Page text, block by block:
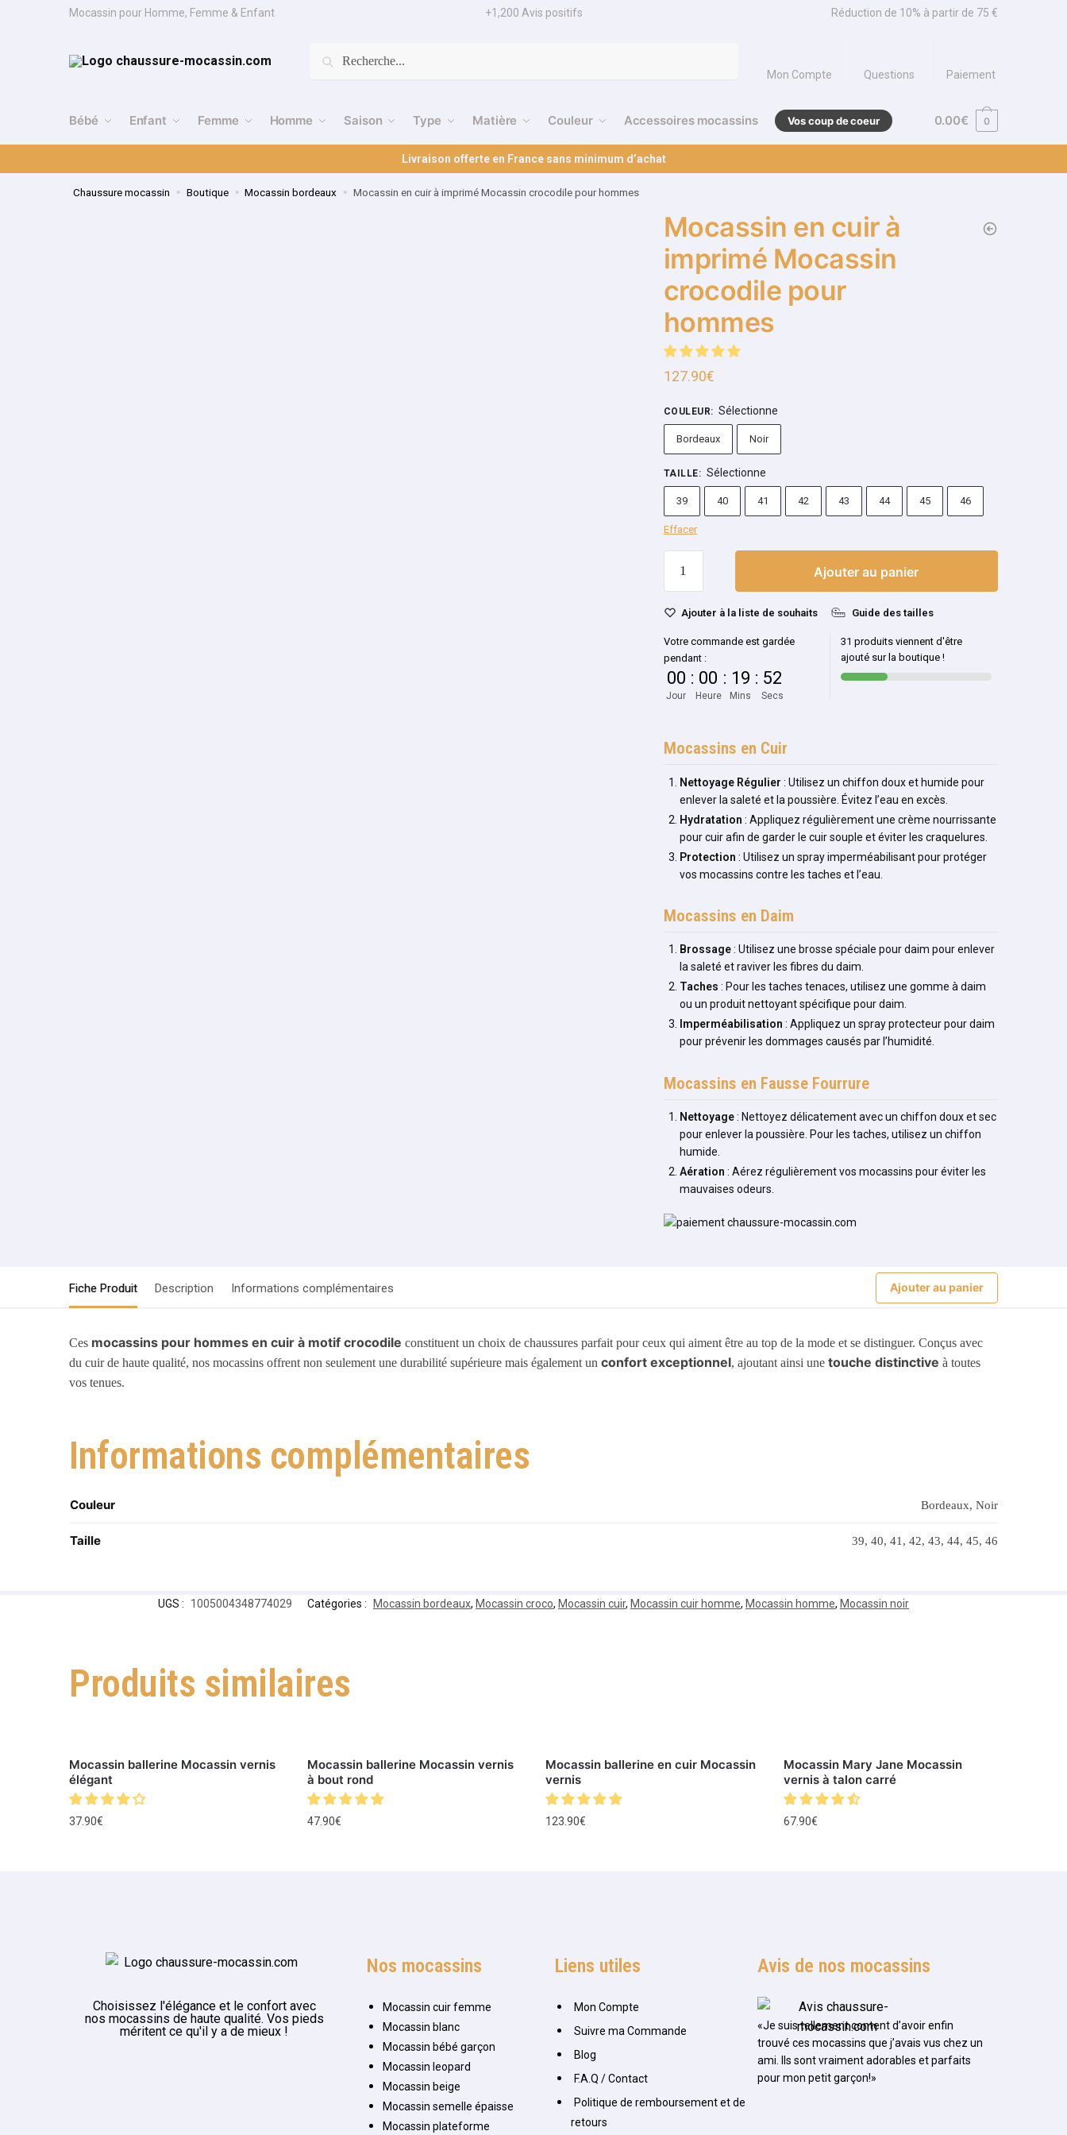
Mocassin pour Homme, Femme & Enfant +1,200 Avis positifs Réduction de 10% à partir de 75 €
Recherche Mon Compte Questions Paiement
Bébé Enfant Femme Homme Saison Type Matière Couleur Accessoires mocassins Vos coup de coeur 0.00€ 0
Livraison offerte en France sans minimum d’achat
Chaussure mocassin » Boutique » Mocassin bordeaux » Mocassin en cuir à imprimé Mocassin crocodile pour hommes
Mocassin en cuir à
imprimé Mocassin
crocodile pour
hommes
127.90€
COULEUR: Sélectionne
Bordeaux Noir
TAILLE: Sélectionne
39 40 41 42 43 44 45 46
Effacer
Ajouter au panier
Ajouter à la liste de souhaits Guide des tailles
Votre commande est gardée
pendant :
00
Jour
: 00
Heure
: 19
Mins
: 51
Secs
31 produits viennent d'être
ajouté sur la boutique !
Mocassins en Cuir
Nettoyage Régulier : Utilisez un chiffon doux et humide pour
enlever la saleté et la poussière. Évitez l’eau en excès.
Hydratation : Appliquez régulièrement une crème nourrissante
pour cuir afin de garder le cuir souple et éviter les craquelures.
Protection : Utilisez un spray imperméabilisant pour protéger
vos mocassins contre les taches et l’eau.
Mocassins en Daim
Brossage: Utilisez une brosse spéciale pour daim pour enlever
la saleté et raviver les fibres du daim.
Taches : Pour les taches tenaces, utilisez une gomme à daim
ou un produit nettoyant spécifique pour daim.
Imperméabilisation : Appliquez un spray protecteur pour daim
pour prévenir les dommages causés par l’humidité.
Mocassins en Fausse Fourrure
Nettoyage: Nettoyez délicatement avec un chiffon doux et sec
pour enlever la poussière. Pour les taches, utilisez un chiffon
humide.
Aération : Aérez régulièrement vos mocassins pour éviter les
mauvaises odeurs.
Fiche Produit Description Informations complémentaires Ajouter au panier
Ces mocassins pour hommes en cuir à motif crocodile constituent un choix de chaussures parfait pour ceux qui aiment être au top de la mode et se distinguer. Conçus avec
du cuir de haute qualité, nos mocassins offrent non seulement une durabilité supérieure mais également unconfort exceptionnel, ajoutant ainsi unetouche distinctive à toutes
vos tenues.
Informations complémentaires
Couleur Bordeaux, Noir
Taille 39, 40, 41, 42, 43, 44, 45, 46
UGS : 1005004348774029 Catégories : Mocassin bordeaux, Mocassin croco, Mocassin cuir, Mocassin cuir homme, Mocassin homme, Mocassin noir
Produits similaires
Mocassin ballerine Mocassin vernis
élégant
37.90€
Mocassin ballerine Mocassin vernis
à bout rond
47.90€
Mocassin ballerine en cuir Mocassin
vernis
123.90€
Mocassin Mary Jane Mocassin
vernis à talon carré
67.90€
Choisissez l'élégance et le confort avec
nos mocassins de haute qualité. Vos pieds
méritent ce qu'il y a de mieux !
Nos mocassins
Mocassin cuir femme
Mocassin blanc
Mocassin bébé garçon
Mocassin leopard
Mocassin beige
Mocassin semelle épaisse
Mocassin plateforme
Liens utiles
Mon Compte
Suivre ma Commande
Blog
F.A.Q / Contact
Politique de remboursement et de
retours
Avis de nos mocassins
«Je suis tellement content d’avoir enfin
trouvé ces mocassins que j’avais vus chez un
ami. Ils sont vraiment adorables et parfaits
pour mon petit garçon!»